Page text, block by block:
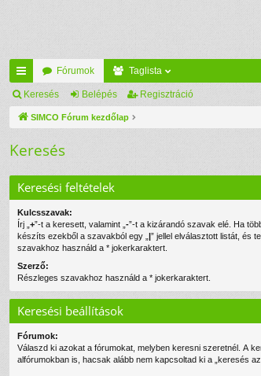
yo
rs
k
Fórumok Taglista
Keresés Belépés Regisztráció
SIMCO Fórum kezdőlap
Keresés
Keresési feltételek
Kulcsszavak:
Írj „ +”-t a keresett, valamint „ -”-t a kizárandó szavak elé. Ha több szóból csak egy megtalálása is elég,
készíts ezekből a szavakból egy „ |” jellel elválasztott listát, és
szavakhoz használd a * jokerkaraktert.
Szerző:
Részleges szavakhoz használd a * jokerkaraktert.
Keresési beállítások
Fórumok:
Válaszd ki azokat a fórumokat, melyben keresni szeretnél. A
alfórumokban is, hacsak alább nem kapcsoltad ki a „keresés